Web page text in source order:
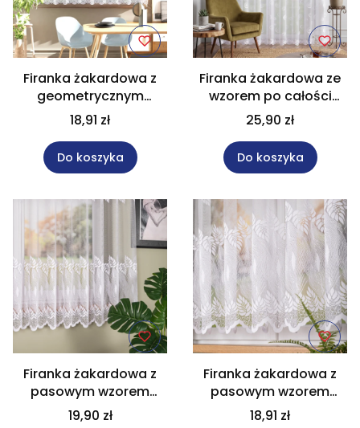
Firanka żakardowa z
geometrycznym
wzorem wysokość 180
cm 007044
18,91 zł
Do koszyka
Firanka żakardowa ze
wzorem po całości
wysokość 250 cm
007044
25,90 zł
Do koszyka
Firanka żakardowa z
pasowym wzorem
wysokość 180 cm
19,90 zł
Firanka żakardowa z
pasowym wzorem
wysokość 160 cm
18,91 zł